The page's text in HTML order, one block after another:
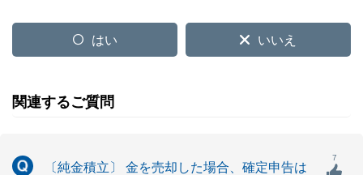
はい いいえ
関連するご質問
〔純金積立〕 金を売却した場合、確定申告は
7